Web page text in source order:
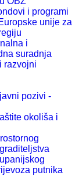
i programi
unije za
i
suradnja
razvojni
pozivi -
okoliša i
putnika